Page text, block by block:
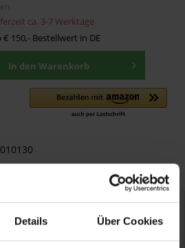
Details Über Cookies
ca. 3-7 Werktage
150,- Bestellwert in DE
In den Warenkorb
"Verl.kabel f.
TM"